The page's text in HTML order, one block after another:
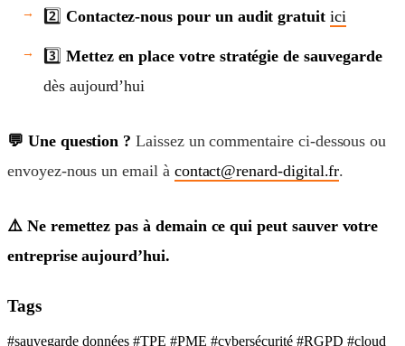
2️⃣ Contactez-nous pour un audit gratuit ici
3️⃣ Mettez en place votre stratégie de sauvegarde
dès aujourd’hui
💬 Une question ? Laissez un commentaire ci-dessous ou
envoyez-nous un email à contact@renard-digital.fr.
⚠️ Ne remettez pas à demain ce qui peut sauver votre
entreprise aujourd’hui.
Tags
#sauvegarde données #TPE #PME #cybersécurité #RGPD #cloud